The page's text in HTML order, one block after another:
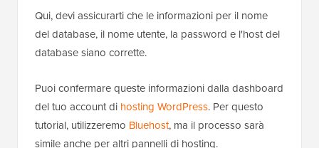
Qui, devi assicurarti che le informazioni per il nome
del database, il nome utente, la password e l'host del
database siano corrette.
Puoi confermare queste informazioni dalla dashboard
del tuo account di hosting WordPress. Per questo
tutorial, utilizzeremo Bluehost, ma il processo sarà
simile anche per altri pannelli di hosting.